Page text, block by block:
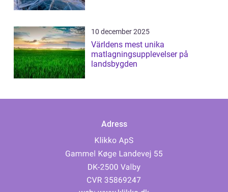
10 december 2025
Världens mest unika
matlagningsupplevelser på
landsbygden
Adress